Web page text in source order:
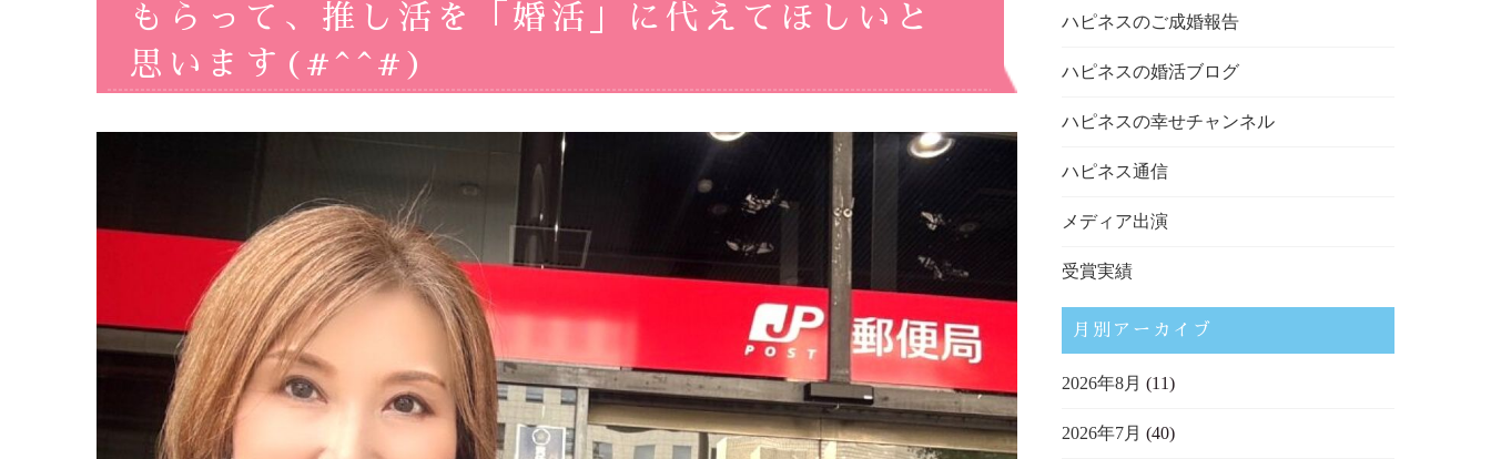
もらって、推し活を「婚活」に代えてほしいと
思います(#^^#)
ハピネスのご成婚報告
ハピネスの婚活ブログ
ハピネスの幸せチャンネル
ハピネス通信
メディア出演
受賞実績
月別アーカイブ
2026年8月 (11)
2026年7月 (40)